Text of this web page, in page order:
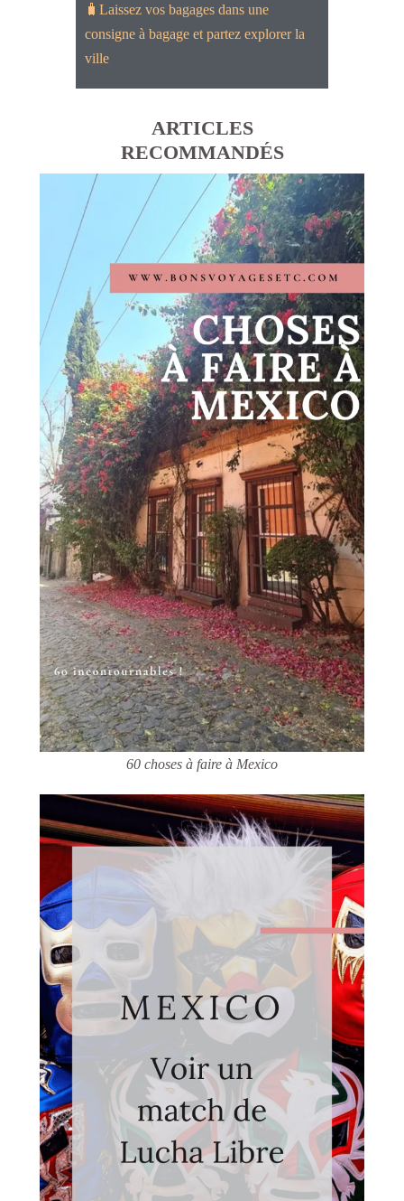
🧳Laissez vos bagages dans une
consigne à bagage et partez explorer la
ville
ARTICLES
RECOMMANDÉS
60 choses à faire à Mexico